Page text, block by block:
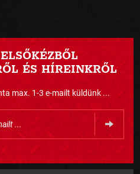
ÉS HÍREINKRŐL
max. 1-3 e-mailt küldünk ...